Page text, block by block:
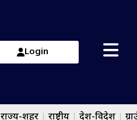
Login
राज्य-शहर राष्ट्रीय देश-विदेश